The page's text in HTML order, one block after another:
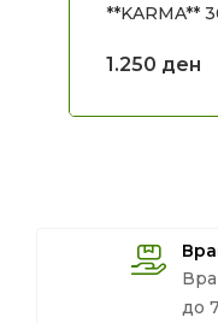
**KARMA**
1.250 ден
до